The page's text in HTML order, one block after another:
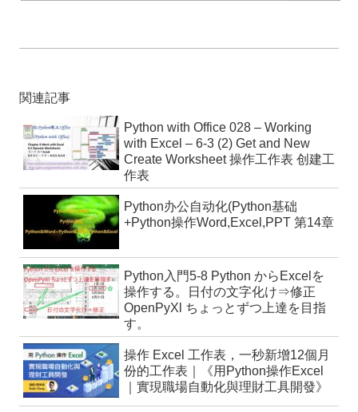
関連記事
Python with Office 028 – Working
with Excel – 6-3 (2) Get and New
Create Worksheet 操作工作表 创建工
作表
Python办公自动化(Python基础
+Python操作Word,Excel,PPT 第14章
Python入門5-8 Python からExcelを
操作する。日付の文字化け⇒修正
OpenPyXl ちょっとずつ上達を目指
す。
操作 Excel 工作表，一秒新增12個月
份的工作表｜《用Python操作Excel
｜實現職場自動化與理財工具開發》